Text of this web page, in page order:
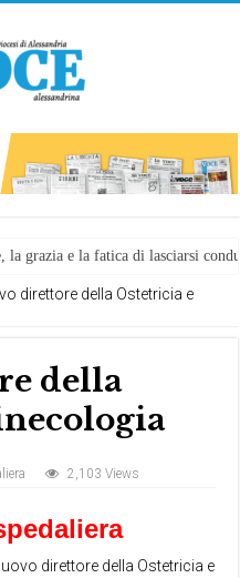
la grazia e la fatica di lasciarsi
direttore della Ostetricia e
della
2,103 Views
direttore della Ostetricia e